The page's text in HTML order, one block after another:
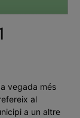
vegada més
al
a un altre